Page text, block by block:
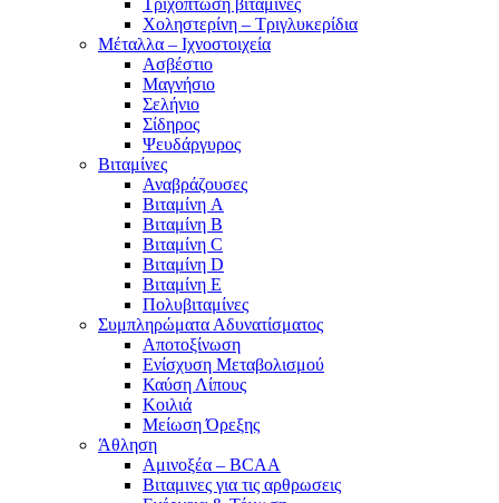
Τριχόπτωση βιταμίνες
Χοληστερίνη – Τριγλυκερίδια
Μέταλλα – Ιχνοστοιχεία
Ασβέστιο
Μαγνήσιο
Σελήνιο
Σίδηρος
Ψευδάργυρος
Βιταμίνες
Αναβράζουσες
Βιταμίνη A
Βιταμίνη B
Βιταμίνη C
Βιταμίνη D
Βιταμίνη E
Πολυβιταμίνες
Συμπληρώματα Αδυνατίσματος
Αποτοξίνωση
Ενίσχυση Μεταβολισμού
Καύση Λίπους
Κοιλιά
Μείωση Όρεξης
Άθληση
Αμινοξέα – BCAA
Βιταμινες για τις αρθρωσεις